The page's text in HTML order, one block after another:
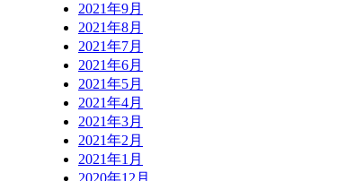
2021年9月
2021年8月
2021年7月
2021年6月
2021年5月
2021年4月
2021年3月
2021年2月
2021年1月